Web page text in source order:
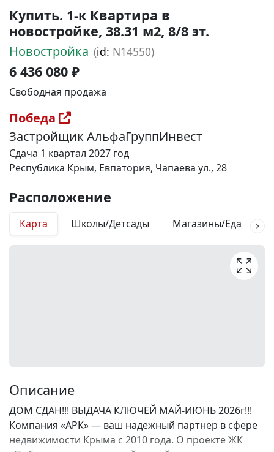
Купить. 1-к Квартира в
новостройке, 38.31 м2, 8/8 эт.
Новостройка (id: N14550)
6 436 080 ₽
Свободная продажа
Победа
Застройщик АльфаГруппИнвест
Сдача 1 квартал 2027 год
Республика Крым, Евпатория, Чапаева ул., 28
Расположение
Карта Школы/Детсады Магазины/Еда
Описание
ДОМ СДАН!!! ВЫДАЧА КЛЮЧЕЙ МАЙ-ИЮНЬ 2026г!!!
Компания «АРК» — ваш надежный партнер в сфере
недвижимости Крыма с 2010 года. О проекте ЖК